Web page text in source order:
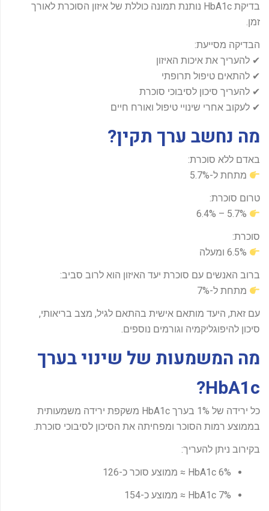
בדיקת HbA1c נותנת תמונה כוללת של איזון הסוכרת לאורך
זמן.
הבדיקה מסייעת:
✔ להעריך את איכות האיזון
✔ להתאים טיפול תרופתי
✔ להעריך סיכון לסיבוכי סוכרת
✔ לעקוב אחרי שינויי טיפול ואורח חיים
מה נחשב ערך תקין?
באדם ללא סוכרת:
מתחת ל-5.7%
טרום סוכרת:
סוכרת:
ברוב האנשים עם סוכרת יעד האיזון הוא לרוב סביב:
מתחת ל-7%
עם זאת, היעד מותאם אישית בהתאם לגיל, מצב בריאותי,
סיכון להיפוגליקמיה וגורמים נוספים.
מה המשמעות של שינוי בערך
HbA1c?
כל ירידה של 1% בערך HbA1c משקפת ירידה משמעותית
בממוצע רמות הסוכר ומפחיתה את הסיכון לסיבוכי סוכרת.
בקירוב ניתן להעריך:
HbA1c 6% ≈ ממוצע סוכר כ-126
HbA1c 7% ≈ ממוצע כ-154